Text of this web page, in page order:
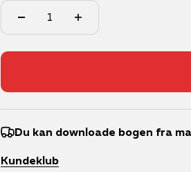
Du kan downloade bogen fra
Kundeklub